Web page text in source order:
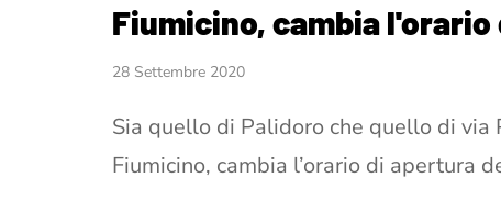
Fiumicino, cambia
28 Settembre 2020
Sia quello di Palidoro che quello di via
Fiumicino, cambia l’orario di apertura